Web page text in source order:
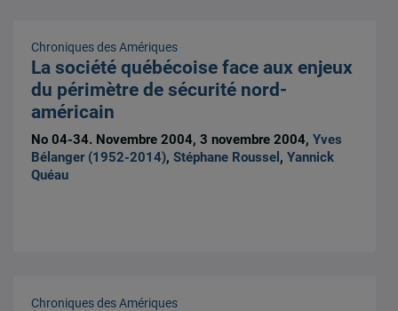
Chroniques des Amériques
La société québécoise face aux enjeux
du périmètre de sécurité nord-
américain
No 04-34. Novembre 2004, 3 novembre 2004,Yves
Bélanger (1952-2014),Stéphane Roussel ,Yannick
Quéau
Chroniques des Amériques